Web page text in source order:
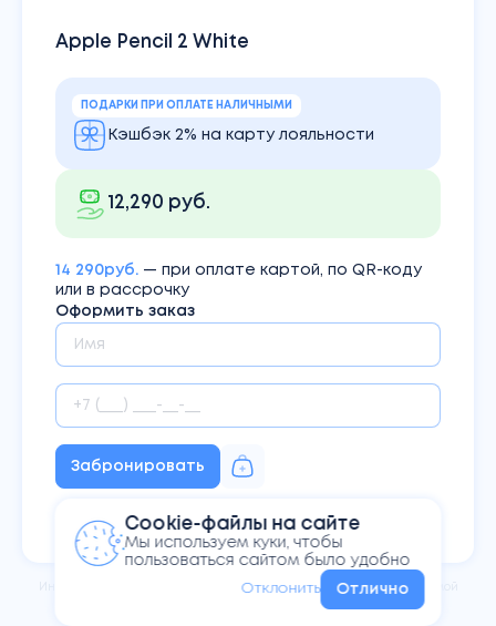
Apple Pencil 2 White
ПОДАРКИ ПРИ ОПЛАТЕ НАЛИЧНЫМИ
Кэшбэк 2% на карту лояльности
12,290 руб.
14 290руб. — при оплате картой, по QR-коду
или в рассрочку
Оформить заказ
Забронировать
сполитикой конфиденциальности
является публичной офертой,определяемой
положениями Статьи 437 ГК РФ
Cookie-файлы на сайте
Мы используем куки, чтобы
пользоваться сайтом было удобно
Отклонить Отлично